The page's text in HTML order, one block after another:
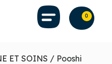
0
ET SOINS / Pooshi